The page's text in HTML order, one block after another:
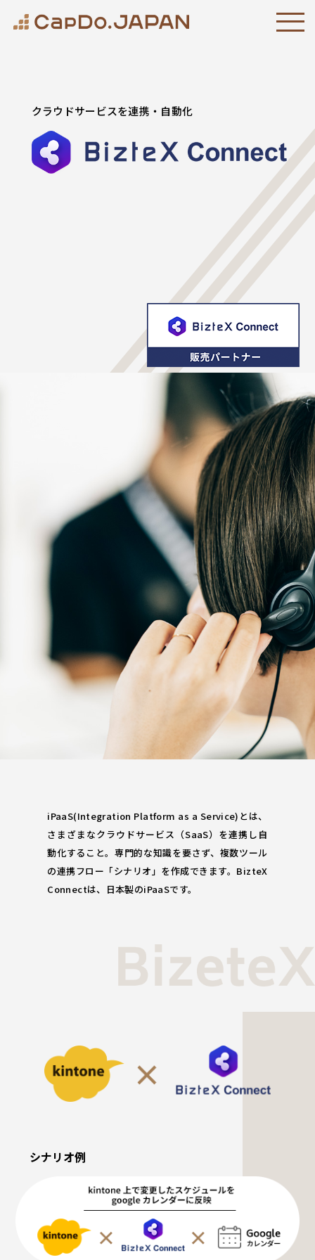
クラウドサービスを連携・自動化
iPaaS(Integration Platform as a Service)とは、
さまざまなクラウドサービス（SaaS）を連携し自
動化すること。専門的な知識を要さず、複数ツール
の連携フロー「シナリオ」を作成できます。BizteX
Connectは、日本製のiPaaSです。
シナリオ例